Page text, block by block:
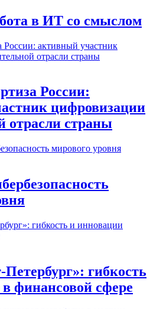
в ИТ со смыслом
России:
цифровизации
отрасли страны
гибкость
финансовой сфере